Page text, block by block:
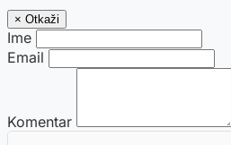
× Otkaži
Ime
Email
Komentar